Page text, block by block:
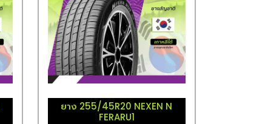
ยาง 255/45R20 NEXEN N
FERARU1